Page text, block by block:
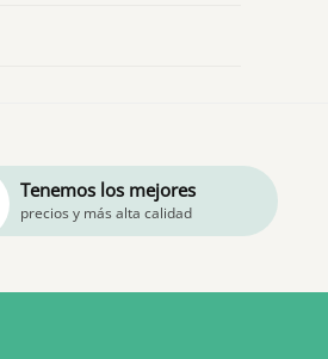
Tenemos los mejores
precios y más alta calidad